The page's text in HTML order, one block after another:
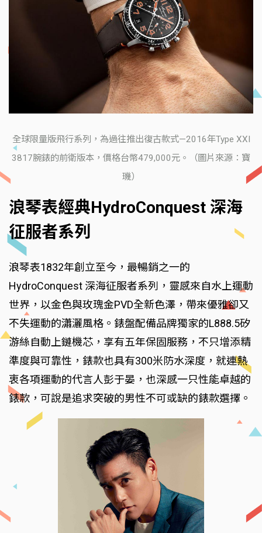
全球限量版飛行系列，為過往推出復古款式—2016年Type XXI
3817腕錶的前衛版本，價格台幣479,000元。（圖片來源：寶
璣）
浪琴表經典HydroConquest 深海
征服者系列
浪琴表1832年創立至今，最暢銷之一的
HydroConquest 深海征服者系列，靈感來自水上運動
世界，以金色與玫瑰金PVD全新色澤，帶來優雅卻又
不失運動的瀟灑風格。錶盤配備品牌獨家的L888.5矽
游絲自動上鏈機芯，享有五年保固服務，不只增添精
準度與可靠性，錶款也具有300米防水深度，就連熱
衷各項運動的代言人彭于晏，也深感一只性能卓越的
錶款，可說是追求突破的男性不可或缺的錶款選擇。